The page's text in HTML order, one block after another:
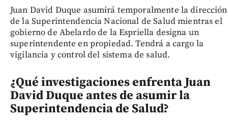
Juan David Duque asumirá temporalmente la dirección
de la Superintendencia Nacional de Salud mientras el
gobierno de Abelardo de la Espriella designa un
superintendente en propiedad. Tendrá a cargo la
vigilancia y control del sistema de salud.
¿Qué investigaciones enfrenta Juan
David Duque antes de asumir la
Superintendencia de Salud?